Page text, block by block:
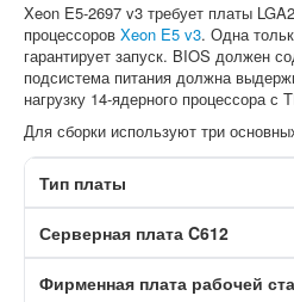
Xeon E5-2697 v3 требует платы
процессоров Xeon E5 v3. Одна
гарантирует запуск. BIOS должен
подсистема питания должна
нагрузку 14-ядерного процессора с
Для сборки используют три
Тип платы
Серверная плата C612
Фирменная плата рабочей